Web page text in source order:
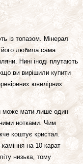
із топазом. Мінерал
його любила сама
Нині іноді плутають
ви вирішили купити
ювелірних
може мати лише один
нотками. Чим
коштує кристал.
на 10 карат
низька, тому